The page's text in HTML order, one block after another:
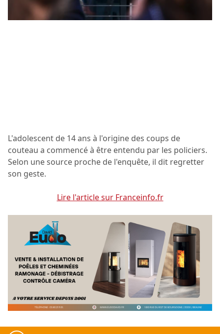
L'adolescent de 14 ans à l'origine des coups de
couteau a commencé à être entendu par les policiers.
Selon une source proche de l'enquête, il dit regretter
son geste.
Lire l'article sur Franceinfo.fr